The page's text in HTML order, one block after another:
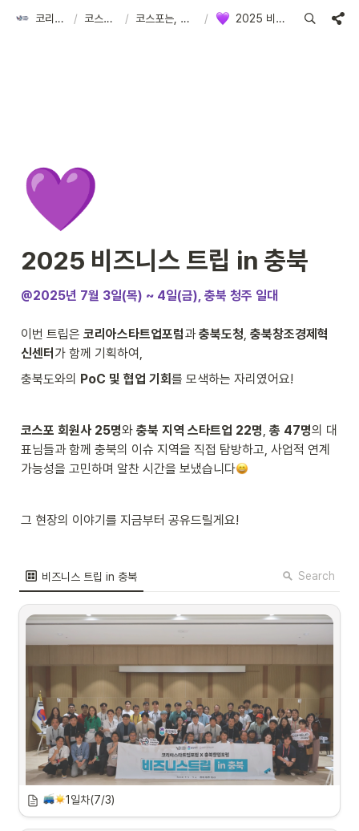
코리아스타트업포럼 / 코스포 아카이브 / 코스포는, 스타트업의 만남의 장을 열어요! / 2025 비즈니스 트립 in 충북
💜
2025 비즈니스 트립 in 충북
@2025년 7월 3일(목) ~ 4일(금), 충북 청주 일대
이번 트립은 코리아스타트업포럼과 충북도청, 충북창조경제혁
신센터 가 함께 기획하여,
충북도와의 PoC 및 협업 기회 를 모색하는 자리였어요!
코스포 회원사 25명와 충북 지역 스타트업 22명, 총 47명의 대
표님들과 함께 충북의 이슈 지역을 직접 탐방하고, 사업적 연계
가능성을 고민하며 알찬 시간을 보냈습니다
그 현장의 이야기를 지금부터 공유드릴게요!
비즈니스 트립 in 충북 Search
1일차(7/3)